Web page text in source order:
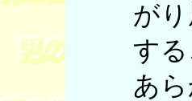
が
す
あ